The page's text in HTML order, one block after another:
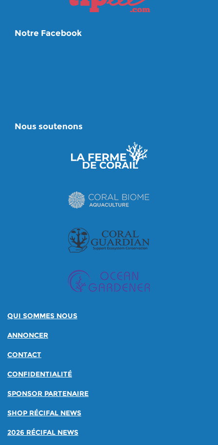
Notre Facebook
Nous soutenons
QUI SOMMES NOUS
ANNONCER
CONTACT
CONFIDENTIALITÉ
SPONSOR PARTENAIRE
SHOP RÉCIFAL NEWS
2026 RÉCIFAL NEWS